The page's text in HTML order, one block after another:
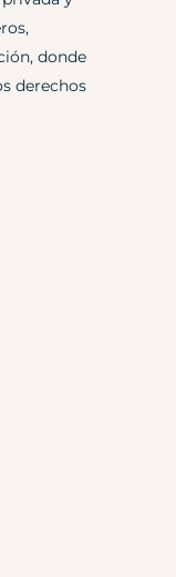
donde
derechos